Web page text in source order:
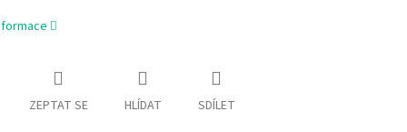
ZEPTAT SE HLÍDAT SDÍLET